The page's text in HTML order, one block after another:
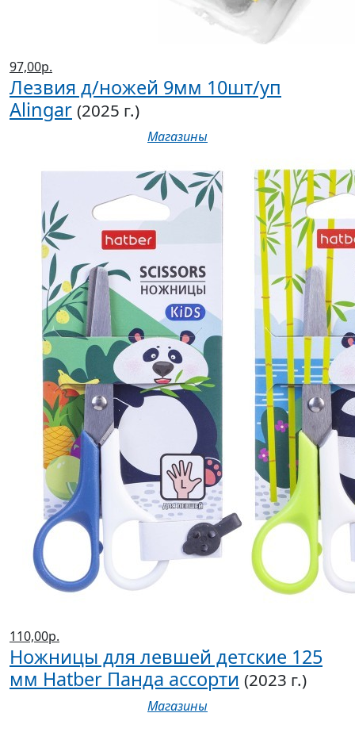
97,00р.
Лезвия д/ножей 9мм 10шт/уп
Alingar (2025 г.)
Магазины
110,00р.
Ножницы для левшей детские 125
мм Hatber Панда ассорти (2023 г.)
Магазины